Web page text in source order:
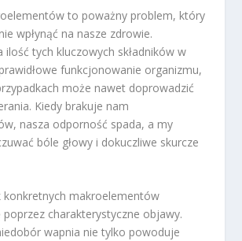
to poważny problem, który
wpłynąć na nasze zdrowie.
ilość tych kluczowych składników w
funkcjonowanie organizmu,
może nawet doprowadzić
Kiedy brakuje nam
nasza odporność spada, a my
bóle głowy i dokuczliwe skurcze
konkretnych makroelementów
charakterystyczne objawy.
wapnia nie tylko powoduje